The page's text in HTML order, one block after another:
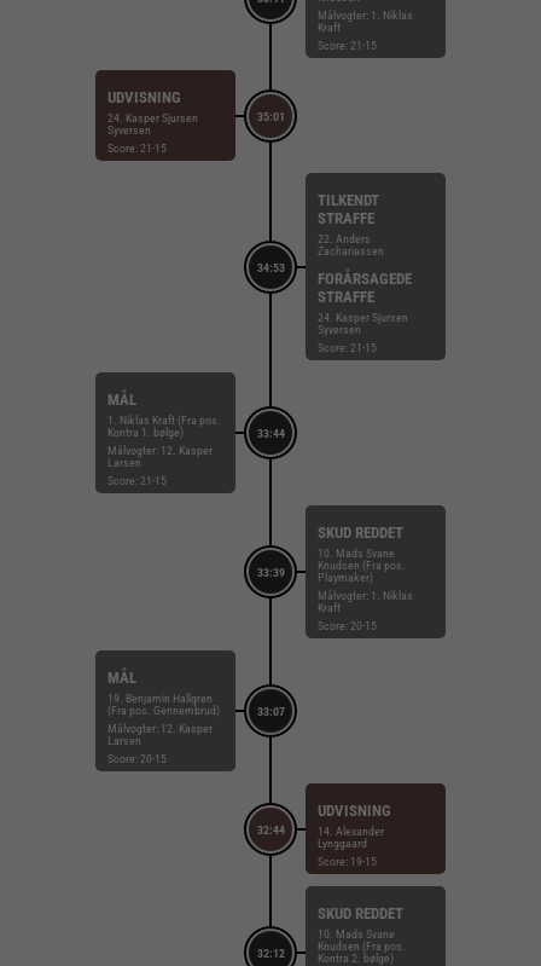
Målvogter: 1. Niklas
Kraft
Score: 21-15
35:01
UDVISNING
24. Kasper Sjursen
Syversen
Score: 21-15
34:53
TILKENDT
STRAFFE
22. Anders
Zachariassen
FORÅRSAGEDE
STRAFFE
24. Kasper Sjursen
Syversen
Score: 21-15
33:44
MÅL
1. Niklas Kraft (Fra pos.
Kontra 1. bølge)
Målvogter: 12. Kasper
Larsen
Score: 21-15
33:39
SKUD REDDET
10. Mads Svane
Knudsen (Fra pos.
Playmaker)
Målvogter: 1. Niklas
Kraft
Score: 20-15
33:07
MÅL
19. Benjamin Hallgren
(Fra pos. Gennembrud)
Målvogter: 12. Kasper
Larsen
Score: 20-15
32:44
UDVISNING
14. Alexander
Lynggaard
Score: 19-15
32:12
SKUD REDDET
10. Mads Svane
Knudsen (Fra pos.
Kontra 2. bølge)